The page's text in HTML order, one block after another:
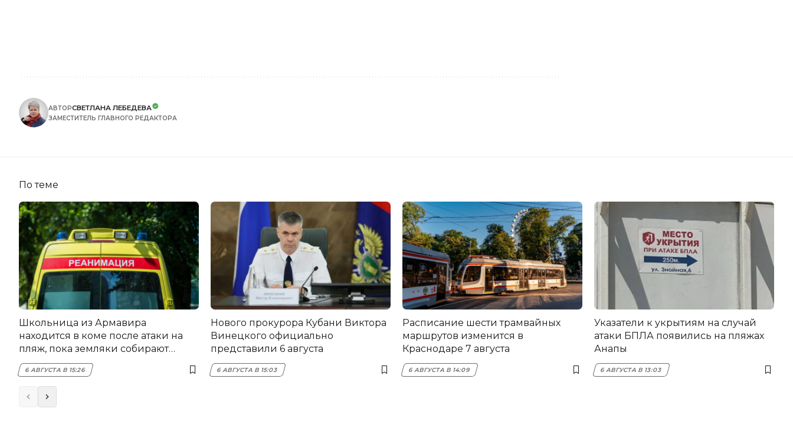
АВТОРСВЕТЛАНА ЛЕБЕДЕВА
ЗАМЕСТИТЕЛЬ ГЛАВНОГО РЕДАКТОРА
По теме
Школьница из Армавира
находится в коме после атаки на
пляж, пока земляки собирают
помощь
6 АВГУСТА В 15:26
Нового прокурора Кубани Виктора
Винецкого официально
представили 6 августа
6 АВГУСТА В 15:03
Расписание шести трамвайных
маршрутов изменится в
Краснодаре 7 августа
6 АВГУСТА В 14:09
Указатели к укрытиям на случай
атаки БПЛА появились на пляжах
Анапы
6 АВГУСТА В 13:03